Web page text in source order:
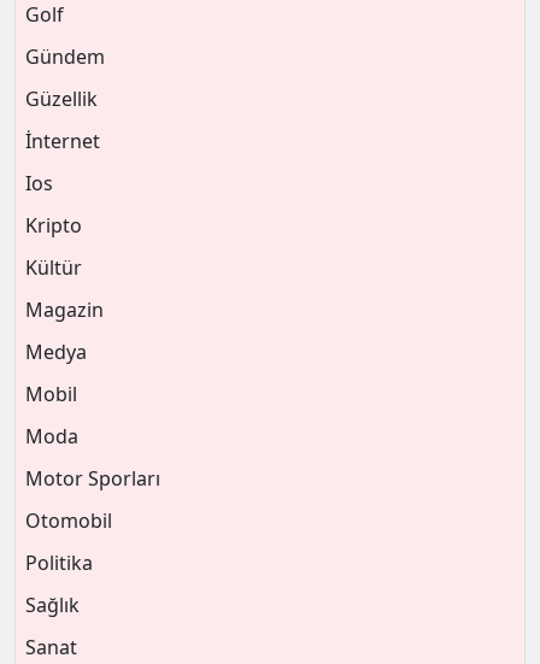
Golf
Gündem
Güzellik
İnternet
Ios
Kripto
Kültür
Magazin
Medya
Mobil
Moda
Motor Sporları
Otomobil
Politika
Sağlık
Sanat